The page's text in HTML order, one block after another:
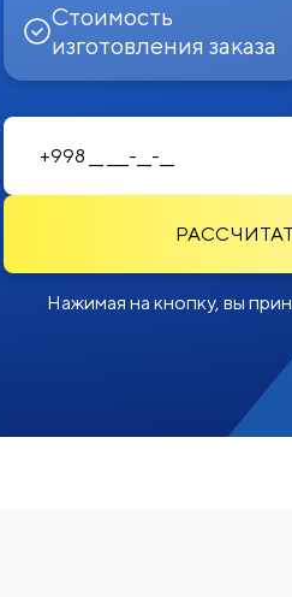
Стоимость
изготовления заказа
Нажимая на кнопку, вы